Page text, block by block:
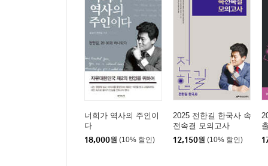
너희가 역사의 주인이
다
18,000원 (10% 할인)
2025 전한길 한국사 속
전속결 모의고사
12,150원 (10% 할인)